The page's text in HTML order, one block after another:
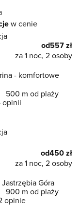
w cenie
od557 zł
za 1 noc, 2 osoby
- komfortowe
500 m od plaży
opinii
od450 zł
za 1 noc, 2 osoby
Góra
900 m od plaży
opinie